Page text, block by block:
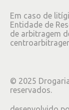
Em caso de
Entidade de
de arbitragem
© 2025
reservados.